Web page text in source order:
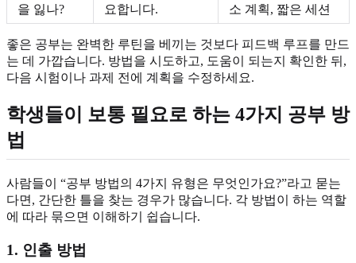
을 잃나?
요합니다.
소 계획, 짧은 세션
좋은 공부는 완벽한 루틴을 베끼는 것보다 피드백 루프를 만드
는 데 가깝습니다. 방법을 시도하고, 도움이 되는지 확인한 뒤,
다음 시험이나 과제 전에 계획을 수정하세요.
학생들이 보통 필요로 하는 4가지 공부 방
법
사람들이 “공부 방법의 4가지 유형은 무엇인가요?”라고 묻는
다면, 간단한 틀을 찾는 경우가 많습니다. 각 방법이 하는 역할
에 따라 묶으면 이해하기 쉽습니다.
1. 인출 방법